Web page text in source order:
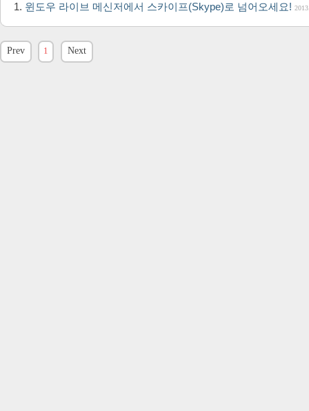
윈도우 라이브 메신저에서 스카이프(Skype)로 넘어오세요!
Prev 1 Next